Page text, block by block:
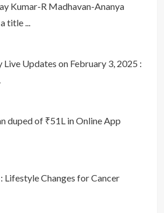
Kumar-R Madhavan-Ananya
title ...
Updates on February 3, 2025 :
duped of ₹51L in Online App
Lifestyle Changes for Cancer